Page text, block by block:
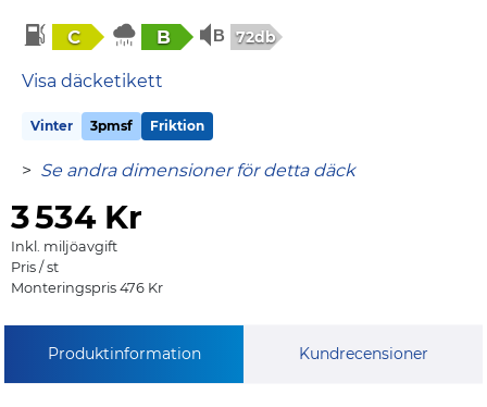
C B 72db
Visa däcketikett
Vinter 3pmsf Friktion
> Se andra dimensioner för detta däck
3534 Kr
Inkl. miljöavgift
Pris / st
Monteringspris 476 Kr
Produktinformation Kundrecensioner